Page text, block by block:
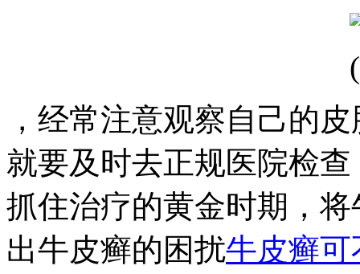
，经常注意观察自己的
就要及时去正规医院检
抓住治疗的黄金时期，
出牛皮癣的困扰牛皮癣